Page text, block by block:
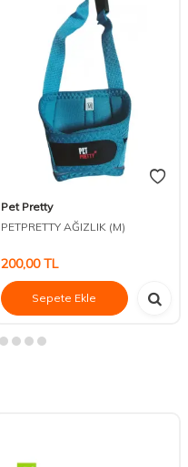
Pet Pretty
PETPRETTY AĞIZLIK (M)
200,00TL
Sepete Ekle